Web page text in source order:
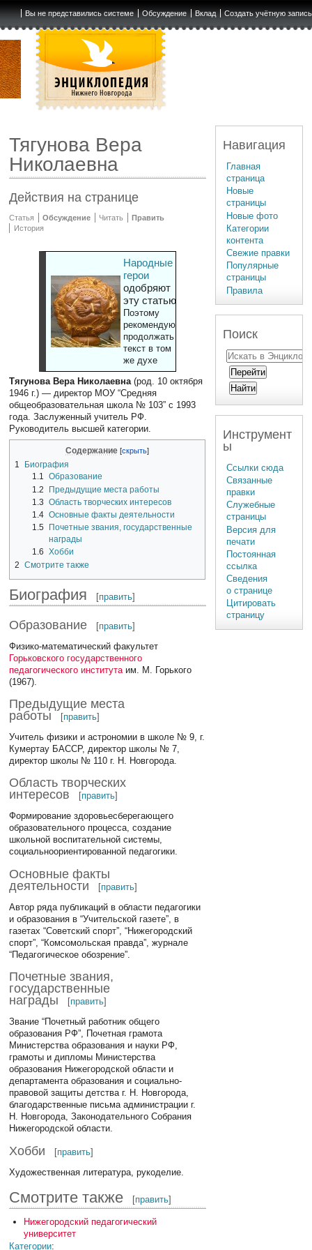
Вы не представились системе Обсуждение Вклад Создать учётную запись
Тягунова Вера
Николаевна
Действия на странице
Статья Обсуждение Читать
Править
История
Народные
герои
одобряют
эту статью
Поэтому
рекомендуют
продолжать
текст в том
же духе
Тягунова Вера Николаевна(род. 10 октября
1946 г.) — директор МОУ “Средняя
общеобразовательная школа № 103” с 1993
года. Заслуженный учитель РФ.
Руководитель высшей категории.
Содержание
1
Биография
1.1 Образование
1.2
Предыдущие места работы
1.3 Область творческих интересов
1.4 Основные факты деятельности
1.5
Почетные звания, государственные
награды
1.6 Хобби
2
Смотрите также
Биография [править]
Образование [править]
Физико-математический факультет
Горьковского государственного
педагогического института им. М. Горького
(1967).
Предыдущие места
работы
[править]
Учитель физики и астрономии в школе № 9, г.
Кумертау БАССР, директор школы № 7,
директор школы № 110 г. Н. Новгорода.
Область творческих
интересов
[править]
Формирование здоровьесберегающего
образовательного процесса, создание
школьной воспитательной системы,
социальноориентированной педагогики.
Основные факты
деятельности
[править]
Автор ряда публикаций в области педагогики
и образования в “Учительской газете”, в
газетах “Советский спорт”, “Нижегородский
спорт”, “Комсомольская правда”, журнале
“Педагогическое обозрение”.
Почетные звания,
государственные
награды
[править]
Звание “Почетный работник общего
образования РФ”, Почетная грамота
Министерства образования и науки РФ,
грамоты и дипломы Министерства
образования Нижегородской области и
департамента образования и социально-
правовой защиты детства г. Н. Новгорода,
благодарственные письма администрации г.
Н. Новгорода, Законодательного Собрания
Нижегородской области.
Хобби [править]
Художественная литература, рукоделие.
Смотрите также [править]
Нижегородский педагогический
университет
Категории:
Навигация
Главная
страница
Новые
страницы
Новые фото
Категории
контента
Свежие правки
Популярные
страницы
Правила
Поиск
Инструмент
ы
Ссылки сюда
Связанные
правки
Служебные
страницы
Версия для
печати
Постоянная
ссылка
Сведения
о странице
Цитировать
страницу